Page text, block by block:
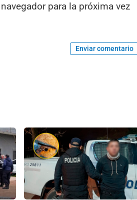
para la próxima vez
Enviar comentario